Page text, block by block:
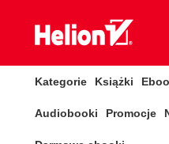
Kategorie Książki
Audiobooki Promocje